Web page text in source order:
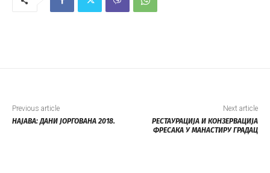
Previous article
НАЈАВА: ДАНИ ЈОРГОВАНА 2018.
Next article
РЕСТАУРАЦИЈА И КОНЗЕРВАЦИЈА
ФРЕСАКА У МАНАСТИРУ ГРАДАЦ